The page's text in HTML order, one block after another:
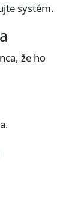
systém.
že ho